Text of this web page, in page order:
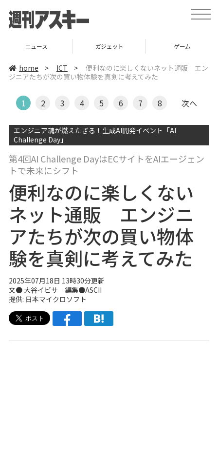
t
o
v
ニュース ガジェット ゲーム
home > ICT >
便利なのに楽しくないネット通販 エン
ジニアたちが次の買い物体験を真剣に考えてみた
1 2 3 4 5 6 7 8 次へ
エンジニア魂が燃えたぎる！生成AI開発イベント「AI
Challenge Day」
第4回AI Challenge DayはECサイトをAIエージェン
トで未来にシフト
便利なのに楽しくない
ネット通販 エンジニ
アたちが次の買い物体
験を真剣に考えてみた
2025年07月18日 13時30分更新
文● 大谷イビサ 編集●ASCII
提供: 日本マイクロソフト